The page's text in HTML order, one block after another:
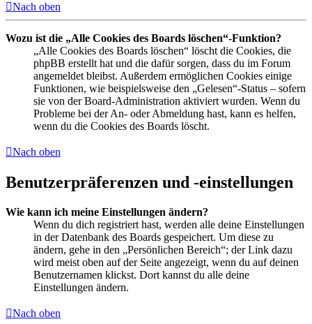
Nach oben
Wozu ist die „Alle Cookies des Boards löschen“-Funktion?
„Alle Cookies des Boards löschen“ löscht die Cookies, die
phpBB erstellt hat und die dafür sorgen, dass du im Forum
angemeldet bleibst. Außerdem ermöglichen Cookies einige
Funktionen, wie beispielsweise den „Gelesen“-Status – sofern
sie von der Board-Administration aktiviert wurden. Wenn du
Probleme bei der An- oder Abmeldung hast, kann es helfen,
wenn du die Cookies des Boards löscht.
Nach oben
Benutzerpräferenzen und -einstellungen
Wie kann ich meine Einstellungen ändern?
Wenn du dich registriert hast, werden alle deine Einstellungen
in der Datenbank des Boards gespeichert. Um diese zu
ändern, gehe in den „Persönlichen Bereich“; der Link dazu
wird meist oben auf der Seite angezeigt, wenn du auf deinen
Benutzernamen klickst. Dort kannst du alle deine
Einstellungen ändern.
Nach oben